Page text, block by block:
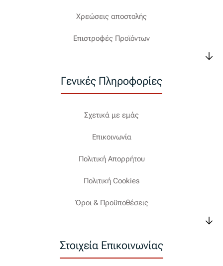
Χρεώσεις αποστολής
Επιστροφές Προϊόντων
Γενικές Πληροφορίες
Σχετικά με εμάς
Επικοινωνία
Πολιτική Απορρήτου
Πολιτική Cookies
Όροι & Προϋποθέσεις
Στοιχεία Επικοινωνίας